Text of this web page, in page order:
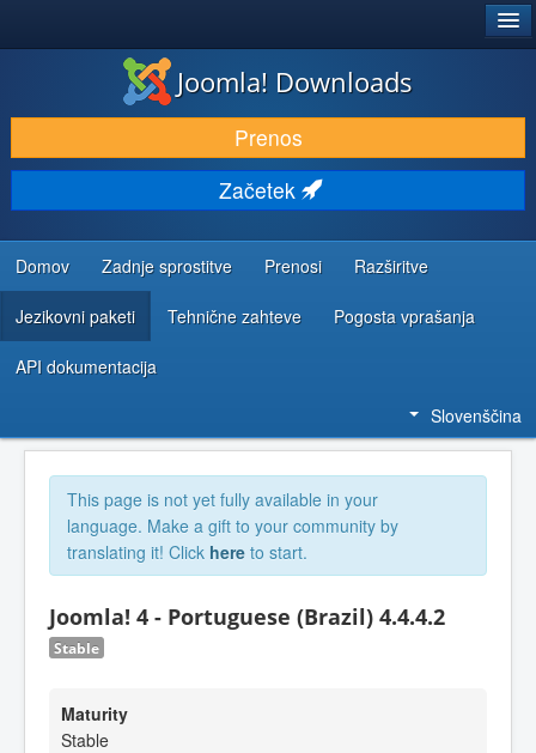
PRENESI IN RAZŠIRI
ODKRIJTE & IZVEJTE
SKUPNOST IN PODPORA
VIRI ZA RAZVIJALCE
Joomla! Downloads
Prenos
Začetek
Domov Zadnje sprostitve Prenosi Razširitve
Jezikovni paketi Tehnične zahteve Pogosta vprašanja
API dokumentacija
Slovenščina
This page is not yet fully available in your
language. Make a gift to your community by
translating it! Click here to start.
Joomla! 4 - Portuguese (Brazil) 4.4.4.2
Stable
Maturity
Stable